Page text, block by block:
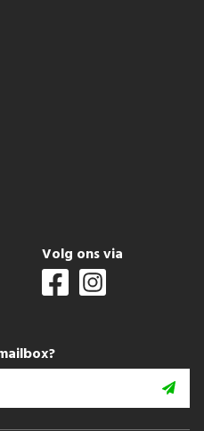
Volg ons via